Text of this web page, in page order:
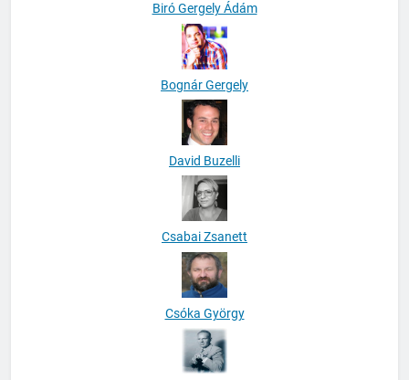
Biró Gergely Ádám
Bognár Gergely
David Buzelli
Csabai Zsanett
Csóka György